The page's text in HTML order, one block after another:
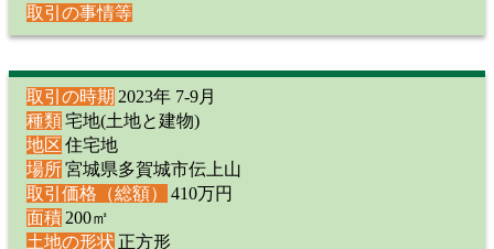
取引の事情等
取引の時期 2023年 7-9月
種類 宅地(土地と建物)
地区 住宅地
場所宮城県多賀城市伝上山
取引価格（総額）
410万円
面積200㎡
土地の形状 正方形